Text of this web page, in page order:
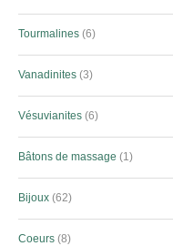
Tourmalines 6
Vanadinites 3
Vésuvianites 6
Bâtons de massage 1
Bijoux 62
Coeurs 8